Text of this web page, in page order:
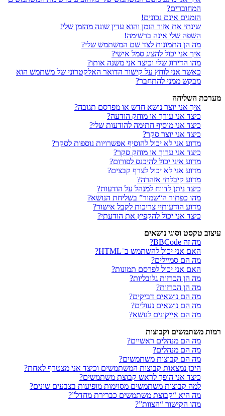
המחוברים?
הזמנים אינם נכונים!
שינתי את אזור הזמן והוא עדין שונה מהזמן שלי!
השפה שלי אינה ברשימה!
מה הן התמונות לצד שם המשתמש שלי?
איך אני יכול להציג סמל אישי?
מהו הדירוג שלי וכיצד אני משנה אותו?
כאשר אני לוחץ על קישור הדואר האלקטרוני של משתמש הוא
מבקש ממני להתחבר?
מערכת השליחה
איך אני יוצר נושא חדש או מפרסם תגובה?
כיצד אני עורך או מוחק הודעה?
כיצד אני מוסיף חתימה להודעות שלי?
כיצד אני יוצר סקר?
מדוע אני לא יכול להוסיף אפשרויות נוספות לסקר?
כיצד אני ערוך או מוחק סקר?
מדוע איני יכול להיכנס לפורום?
מדוע אני לא יכול לצרף קבצים?
מדוע קיבלתי אזהרה?
כיצד ניתן לדווח למנהל על הודעות?
מהו כפתור ה“שמור” בשליחת הנושא?
מדוע הודעותיי צריכות לקבל אישור?
כיצד אני יכול להקפיץ את הודעתי?
עיצוב טקסט וסוגי נושאים
מה זה BBCode?
האם אני יכול להשתמש ב־HTML?
מה הם סמיילים?
האם אני יכול לפרסם תמונות?
מה הן הכרזות גלובליות?
מה הן הכרזות?
מה הם נושאים דביקים?
מה הם נושאים נעולים?
מה הם אייקונים לנושא?
רמות משתמשים וקבוצות
מה הם מנהלים ראשיים?
מה הם מנהלים?
מה הם קבוצות משתמשים?
היכן נמצאות קבוצות המשתמשים וכיצד אני מצטרף לאחת?
כיצד אני הופך לראש קבוצת משתמשים?
למה קבוצות משתמשים מסוימות מופיעות בצבעים שונים?
מה היא “קבוצת משתמשים כברירת מחדל”?
מהו הקישור “הצוות”?